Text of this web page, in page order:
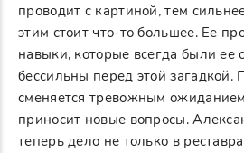
проводит с картиной, тем
этим стоит что-то большее. Ее
навыки, которые всегда были ее
бессильны перед этой загадкой.
сменяется тревожным
приносит новые вопросы.
теперь дело не только в